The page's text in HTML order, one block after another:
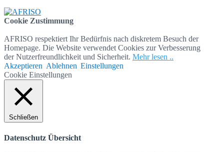
Cookie Zustimmung
AFRISO respektiert Ihr Bedürfnis nach diskretem Besuch der
Homepage. Die Website verwendet Cookies zur Verbesserung
der Nutzerfreundlichkeit und Sicherheit. Mehr lesen ..
Akzeptieren Ablehnen Einstellungen
Cookie Einstellungen
Schließen
Datenschutz Übersicht